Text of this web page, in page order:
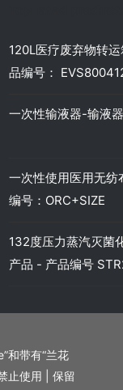
120L医疗废弃物转
品编号：
一次性输液器-输液
一次性使用医用无
编号：ORC+SIZE
132度压力蒸汽灭菌
产品 - 产品编号
带有“兰花
止使用 | 保留